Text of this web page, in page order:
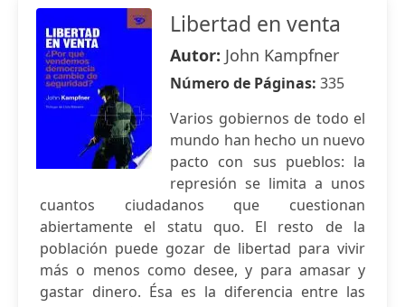
Libertad en venta
Autor: John Kampfner
Número de Páginas: 335
Varios gobiernos de todo el
mundo han hecho un nuevo
pacto con sus pueblos: la
represión se limita a unos
cuantos ciudadanos que cuestionan
abiertamente el statu quo. El resto de la
población puede gozar de libertad para vivir
más o menos como desee, y para amasar y
gastar dinero. Ésa es la diferencia entre las